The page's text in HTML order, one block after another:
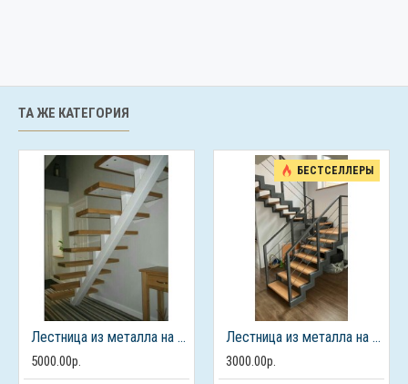
ТА ЖЕ КАТЕГОРИЯ
Лестница из металла на 2 этаж
5000.00р.
БЕСТСЕЛЛЕРЫ
Лестница из металла на 2 этаж
3000.00р.